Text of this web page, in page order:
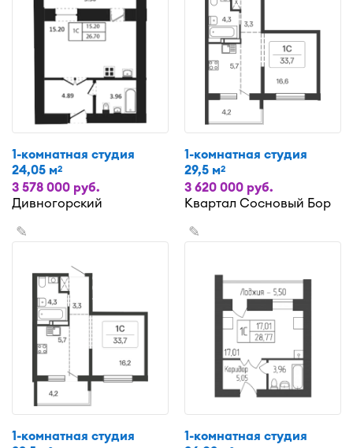
1-комнатная студия
24,05 м2
3 578 000 руб.
Дивногорский
1-комнатная студия
29,5 м2
3 620 000 руб.
Квартал Сосновый Бор
✎
1-комнатная студия
✎
1-комнатная студия